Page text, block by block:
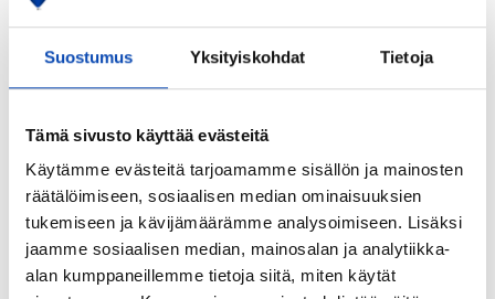
Suostumus Yksityiskohdat Tietoja
Tämä sivusto käyttää evästeitä
Käytämme evästeitä tarjoamamme sisällön ja mainosten
räätälöimiseen, sosiaalisen median ominaisuuksien
tukemiseen ja kävijämäärämme analysoimiseen. Lisäksi
jaamme sosiaalisen median, mainosalan ja analytiikka-
alan kumppaneillemme tietoja siitä, miten käytät
Lisätietoja kunnosta:
A 7 huoneistoon ei ole suunniteltu märkätiloja,
ainoastaan WC.
Kohde myydään kalustettuna: